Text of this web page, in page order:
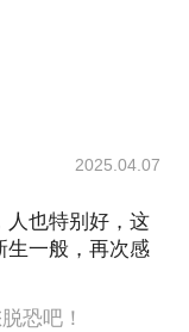
却持续不退！
不是也逃不了
了，真对不起家
成寐，白天无心
名专家，可专家
药物预防HIV新
文近30篇。
色专科”、2014
白玉兰巾帼文明
“全国巾帼文明
获2015年上海市
项目，《艾滋病
获上海市志愿服
2025.04.07
人也特别好，这
生一般，再次感
恐吧！